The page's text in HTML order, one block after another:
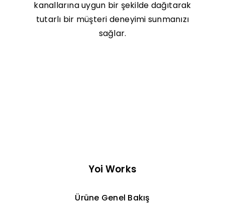
kanallarına uygun bir şekilde dağıtarak
tutarlı bir müşteri deneyimi sunmanızı
sağlar.
Yoi Works
Ürüne Genel Bakış